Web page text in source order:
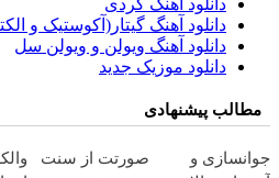
دانلود آهنگ گیتار(آکوستیک و
دانلود آهنگ ویولن و ویولن سل
دانلود موزیک جدید
مطالب پیشنهادی
جوانسازی و
صورتت از سنت